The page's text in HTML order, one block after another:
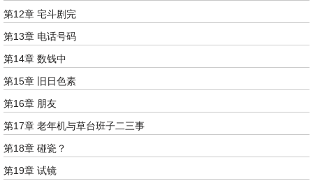
第12章 宅斗剧完
第13章 电话号码
第14章 数钱中
第15章 旧日色素
第16章 朋友
第17章 老年机与草台班子二三事
第18章 碰瓷？
第19章 试镜